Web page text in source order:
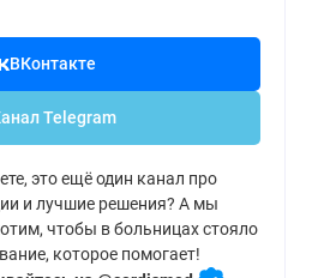
ВКонтакте
Telegram
это ещё один канал про
и лучшие решения? А мы
чтобы в больницах стояло
которое помогает!